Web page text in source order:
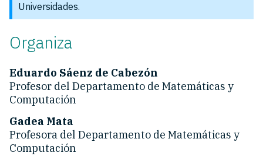
Universidades.
Organiza
Eduardo Sáenz de Cabezón
Profesor del Departamento de Matemáticas y
Computación
Gadea Mata
Profesora del Departamento de Matemáticas y
Computación